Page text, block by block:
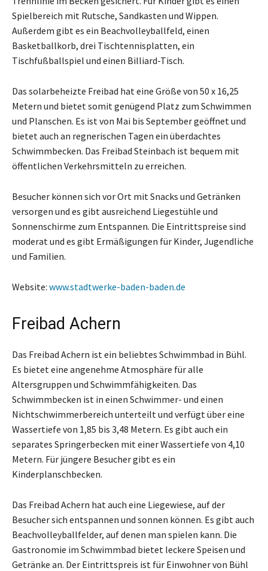
Spielbereich mit Rutsche, Sandkasten und Wippen.
Außerdem gibt es ein Beachvolleyballfeld, einen
Basketballkorb, drei Tischtennisplatten, ein
Tischfußballspiel und einen Billiard-Tisch.
Das solarbeheizte Freibad hat eine Größe von 50 x 16,25
Metern und bietet somit genügend Platz zum Schwimmen
und Planschen. Es ist von Mai bis September geöffnet und
bietet auch an regnerischen Tagen ein überdachtes
Schwimmbecken. Das Freibad Steinbach ist bequem mit
öffentlichen Verkehrsmitteln zu erreichen.
Besucher können sich vor Ort mit Snacks und Getränken
versorgen und es gibt ausreichend Liegestühle und
Sonnenschirme zum Entspannen. Die Eintrittspreise sind
moderat und es gibt Ermäßigungen für Kinder, Jugendliche
und Familien.
Website: www.stadtwerke-baden-baden.de
Freibad Achern
Das Freibad Achern ist ein beliebtes Schwimmbad in Bühl.
Es bietet eine angenehme Atmosphäre für alle
Altersgruppen und Schwimmfähigkeiten. Das
Schwimmbecken ist in einen Schwimmer- und einen
Nichtschwimmerbereich unterteilt und verfügt über eine
Wassertiefe von 1,85 bis 3,48 Metern. Es gibt auch ein
separates Springerbecken mit einer Wassertiefe von 4,10
Metern. Für jüngere Besucher gibt es ein
Kinderplanschbecken.
Das Freibad Achern hat auch eine Liegewiese, auf der
Besucher sich entspannen und sonnen können. Es gibt auch
Beachvolleyballfelder, auf denen man spielen kann. Die
Gastronomie im Schwimmbad bietet leckere Speisen und
Getränke an. Der Eintrittspreis ist für Einwohner von Bühl